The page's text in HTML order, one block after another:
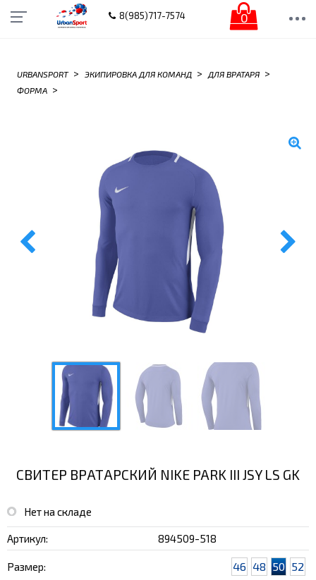
8(985)717-7574 0
URBANSPORT > ЭКИПИРОВКА ДЛЯ КОМАНД > ДЛЯ ВРАТАРЯ >
ФОРМА >
СВИТЕР ВРАТАРСКИЙ NIKE PARK III JSY LS GK
Нет на складе
Артикул: 894509-518
Размер: 46 48 50 52